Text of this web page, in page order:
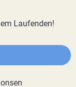
Laufenden!